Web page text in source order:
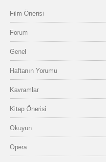
Film Önerisi
Forum
Genel
Haftanın Yorumu
Kavramlar
Kitap Önerisi
Okuyun
Opera